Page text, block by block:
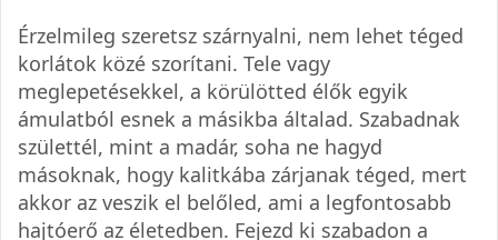
Érzelmileg szeretsz szárnyalni, nem lehet téged
korlátok közé szorítani. Tele vagy
meglepetésekkel, a körülötted élők egyik
ámulatból esnek a másikba általad. Szabadnak
születtél, mint a madár, soha ne hagyd
másoknak, hogy kalitkába zárjanak téged, mert
akkor az veszik el belőled, ami a legfontosabb
hajtóerő az életedben. Fejezd ki szabadon a